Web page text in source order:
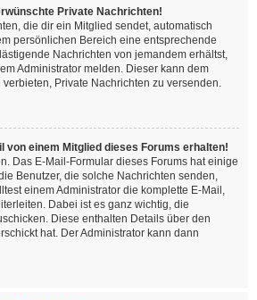
Private Nachrichten!
die dir ein Mitglied sendet, automatisch
persönlichen Bereich eine entsprechende
Nachrichten von jemandem erhältst,
Administrator melden. Dieser kann dem
Private Nachrichten zu versenden.
von einem Mitglied dieses Forums erhalten!
Das E-Mail-Formular dieses Forums hat einige
Benutzer, die solche Nachrichten senden,
einem Administrator die komplette E-Mail,
Dabei ist es ganz wichtig, die
Diese enthalten Details über den
hat. Der Administrator kann dann